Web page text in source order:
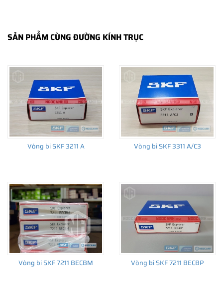
•
Xuất xứ vòng bi SKF chính hãng ở đâu?
• Chất lượng vòng bi SKF chính hãng
SẢN PHẨM CÙNG ĐƯỜNG KÍNH TRỤC
Vòng bi SKF 3211 A Vòng bi SKF 3311 A/C3
Vòng bi SKF 7211 BECBM Vòng bi SKF 7211 BECBP